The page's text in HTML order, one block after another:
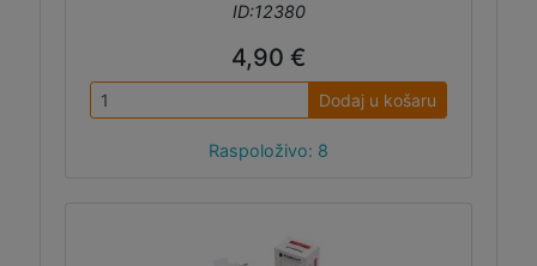
ID:12380
4,90 €
Dodaj u košaru
Raspoloživo: 8